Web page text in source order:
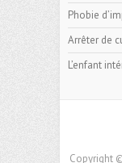
Phobie
Arrêter de
L’enfant
Copyright